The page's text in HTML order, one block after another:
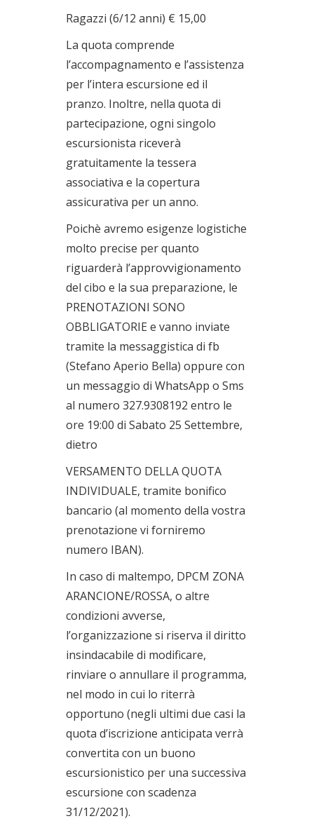
Ragazzi (6/12 anni) € 15,00
La quota comprende
l’accompagnamento e l’assistenza
per l’intera escursione ed il
pranzo. Inoltre, nella quota di
partecipazione, ogni singolo
escursionista riceverà
gratuitamente la tessera
associativa e la copertura
assicurativa per un anno.
Poichè avremo esigenze logistiche
molto precise per quanto
riguarderà l’approvvigionamento
del cibo e la sua preparazione, le
PRENOTAZIONI SONO
OBBLIGATORIE e vanno inviate
tramite la messaggistica di fb
(Stefano Aperio Bella) oppure con
un messaggio di WhatsApp o Sms
al numero 327.9308192 entro le
ore 19:00 di Sabato 25 Settembre,
dietro
VERSAMENTO DELLA QUOTA
INDIVIDUALE, tramite bonifico
bancario (al momento della vostra
prenotazione vi forniremo
numero IBAN).
In caso di maltempo, DPCM ZONA
ARANCIONE/ROSSA, o altre
condizioni avverse,
l’organizzazione si riserva il diritto
insindacabile di modificare,
rinviare o annullare il programma,
nel modo in cui lo riterrà
opportuno (negli ultimi due casi la
quota d’iscrizione anticipata verrà
convertita con un buono
escursionistico per una successiva
escursione con scadenza
31/12/2021).